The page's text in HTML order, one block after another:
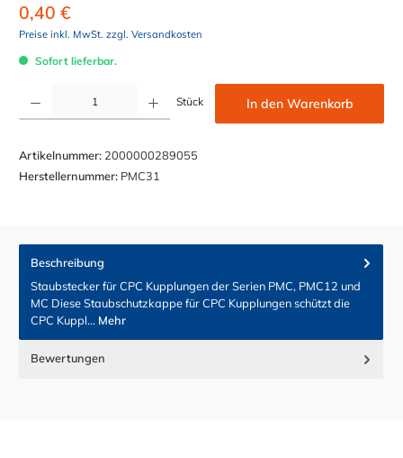
0,40 €
Preise inkl. MwSt. zzgl. Versandkosten
Sofort lieferbar.
Stück In den Warenkorb
Artikelnummer: 2000000289055
Herstellernummer: PMC31
Beschreibung
Staubstecker für CPC Kupplungen der Serien PMC, PMC12 und
MC Diese Staubschutzkappe für CPC Kupplungen schützt die
CPC Kuppl… Mehr
Bewertungen